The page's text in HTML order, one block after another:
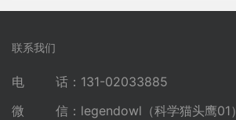
联系我们
电 话：131-02033885
微 信：legendowl（科学猫头鹰01）